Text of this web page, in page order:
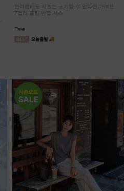
한여름에도 셔츠는 포기할 수 없다면,가벼운
7컬러 쿨링 반팔 셔츠
Free